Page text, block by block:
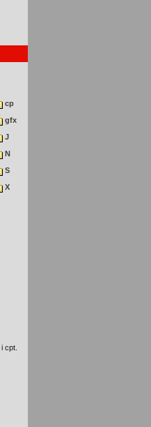
cp
gfx
J
N
S
X
i cpt.